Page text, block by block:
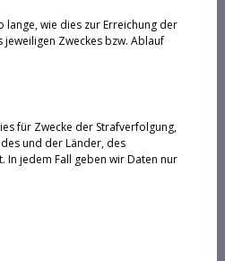
wie dies zur Erreichung der
Zweckes bzw. Ablauf
für Zwecke der Strafverfolgung,
und der Länder, des
jedem Fall geben wir Daten nur